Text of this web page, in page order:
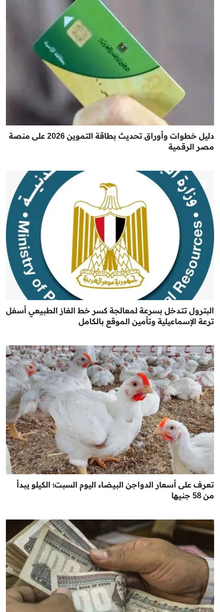
دليل خطوات وأوراق تحديث بطاقة التموين 2026 على منصة
مصر الرقمية
البترول تتدخل بسرعة لمعالجة كسر خط الغاز الطبيعي أسفل
ترعة الإسماعيلية وتأمين الموقع بالكامل
تعرف على أسعار الدواجن البيضاء اليوم السبت؛ الكيلو يبدأ
من 58 جنيها